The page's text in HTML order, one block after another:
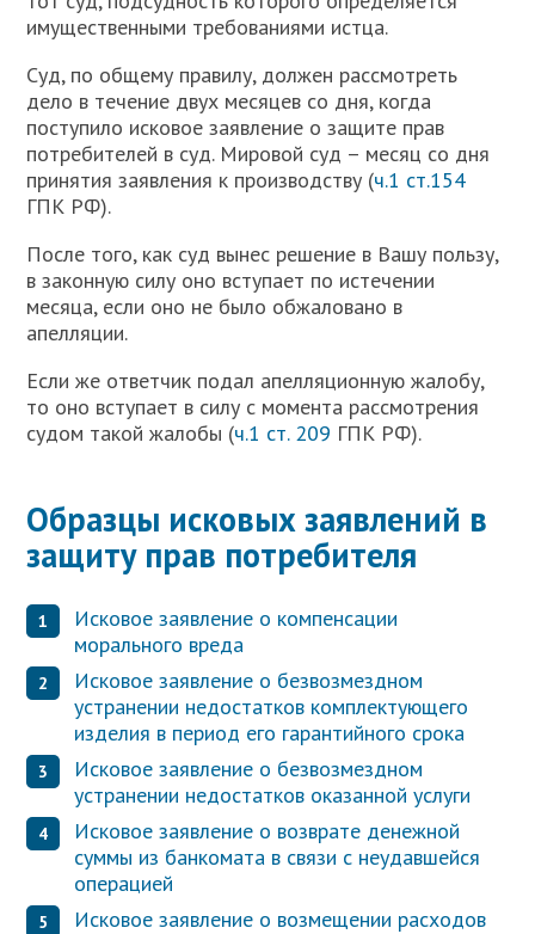
имущественными требованиями истца.
Суд, по общему правилу, должен рассмотреть
дело в течение двух месяцев со дня, когда
поступило исковое заявление о защите прав
потребителей в суд. Мировой суд – месяц со дня
принятия заявления к производству (ч.1 ст.154
ГПК РФ).
После того, как суд вынес решение в Вашу пользу,
в законную силу оно вступает по истечении
месяца, если оно не было обжаловано в
апелляции.
Если же ответчик подал апелляционную жалобу,
то оно вступает в силу с момента рассмотрения
судом такой жалобы (ч.1 ст. 209 ГПК РФ).
Образцы исковых заявлений в
защиту прав потребителя
Исковое заявление о компенсации
морального вреда
Исковое заявление о безвозмездном
устранении недостатков комплектующего
изделия в период его гарантийного срока
Исковое заявление о безвозмездном
устранении недостатков оказанной услуги
Исковое заявление о возврате денежной
суммы из банкомата в связи с неудавшейся
операцией
Исковое заявление о возмещении расходов